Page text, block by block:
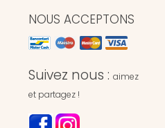
NOUS ACCEPTONS
Suivez nous : aimez
et partagez !